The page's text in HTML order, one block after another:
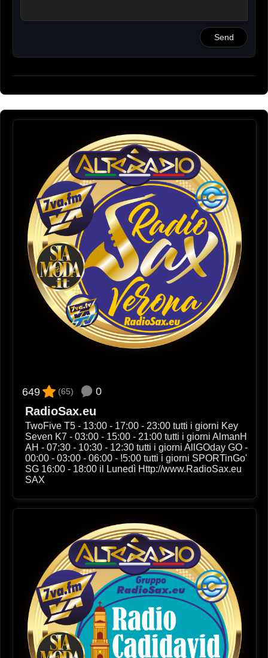
Send
649 (65) 0
RadioSax.eu
TwoFive T5 - 13:00 - 17:00 - 23:00 tutti i giorni Key
Seven K7 - 03:00 - 15:00 - 21:00 tutti i giorni AlmanH
AH - 07:30 - 10:30 - 12:30 tutti i giorni AllGOday GO -
00:00 - 03:00 - 06:00 - !5:00 tutti i giorni SPORTinGo'
SG 16:00 - 18:00 il Lunedì Http://www.RadioSax.eu
SAX